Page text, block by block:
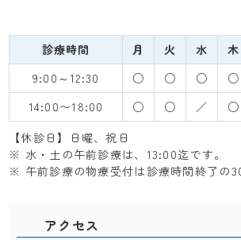
診療時間 月 火 水 木
9:00～12:30
○ ○ ○ ○
14:00〜18:00
○ ○ ／ ○
【休診日】日曜、祝日
※ 水・土の午前診療は、13:00迄です。
※ 午前診療の物療受付は診療時間終了の
アクセス